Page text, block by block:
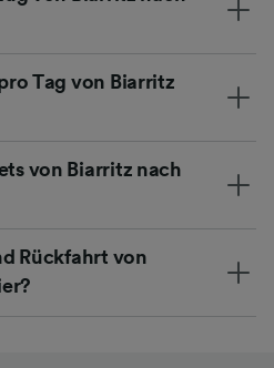
Tag von Biarritz
von Biarritz nach
Rückfahrt von